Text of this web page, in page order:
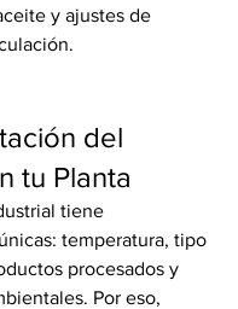
y ajustes de
del
tu Planta
tiene
temperatura, tipo
procesados y
Por eso,